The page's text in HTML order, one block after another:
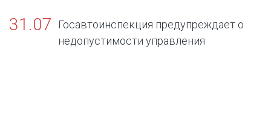
31.07
Госавтоинспекция предупреждает о
недопустимости управления